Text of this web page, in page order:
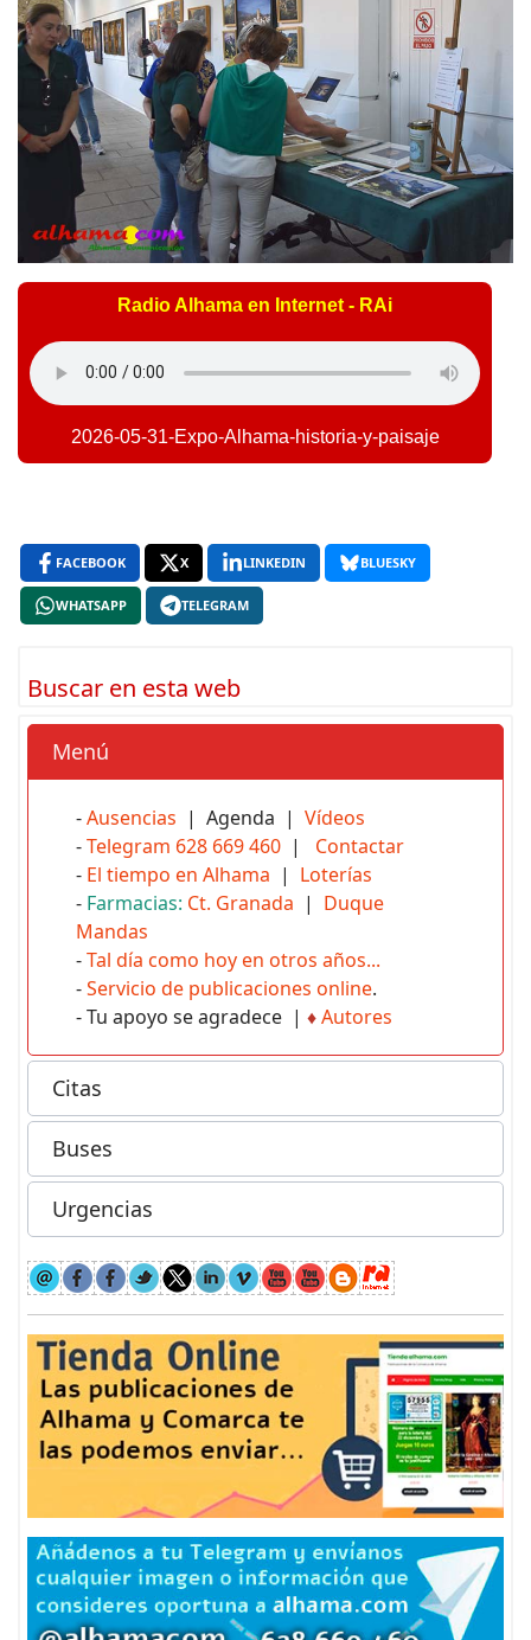
Radio Alhama en Internet - RAi
2026-05-31-Expo-Alhama-historia-y-paisaje
FACEBOOK X LINKEDIN BLUESKY
WHATSAPP TELEGRAM
Buscar en esta web
Menú
-Ausencias | Agenda | Vídeos
-Telegram 628 669 460 | Contactar
- El tiempo en Alhama | Loterías
- Farmacias: Ct. Granada | Duque
Mandas
-Tal día como hoy en otros años...
-Servicio de publicaciones online.
- Tu apoyo se agradece | ♦Autores
Citas
Buses
Urgencias